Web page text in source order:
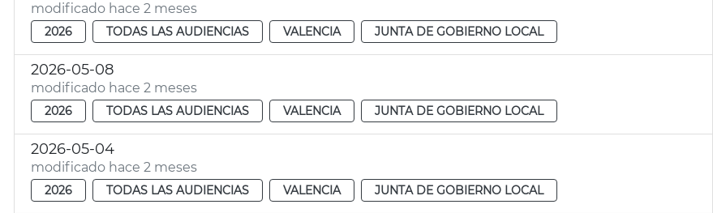
modificado hace 2 meses
2026 TODAS LAS AUDIENCIAS VALENCIA JUNTA DE GOBIERNO LOCAL
2026-05-08
modificado hace 2 meses
2026 TODAS LAS AUDIENCIAS VALENCIA JUNTA DE GOBIERNO LOCAL
2026-05-04
modificado hace 2 meses
2026 TODAS LAS AUDIENCIAS VALENCIA JUNTA DE GOBIERNO LOCAL